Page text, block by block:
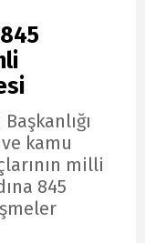
kamu
milli
845